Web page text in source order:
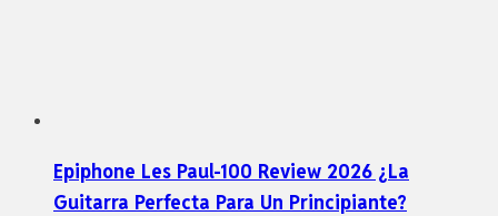
Epiphone Les Paul-100 Review 2026 ¿La
Guitarra Perfecta Para Un Principiante?